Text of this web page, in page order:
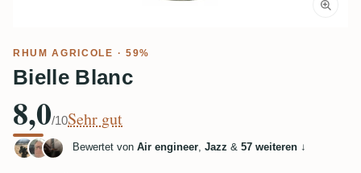
RHUM AGRICOLE · 59%
Bielle Blanc
8,0/10Sehr gut
Bewertet von Air engineer, Jazz & 57 weiteren ↓